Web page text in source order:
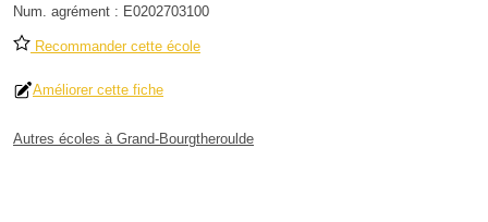
Num. agrément : E0202703100
Recommander cette école
Améliorer cette fiche
Autres écoles à Grand-Bourgtheroulde